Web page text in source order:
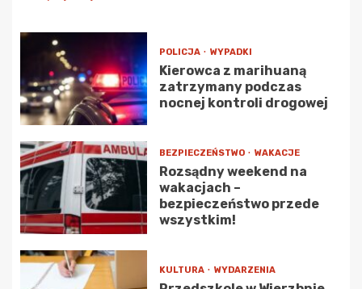
POLICJA WYPADKI
Kierowca z marihuaną
zatrzymany podczas
nocnej kontroli drogowej
BEZPIECZEŃSTWO WAKACJE
Rozsądny weekend na
wakacjach –
bezpieczeństwo przede
wszystkim!
KULTURA WYDARZENIA